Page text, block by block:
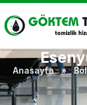
Anasayfa »